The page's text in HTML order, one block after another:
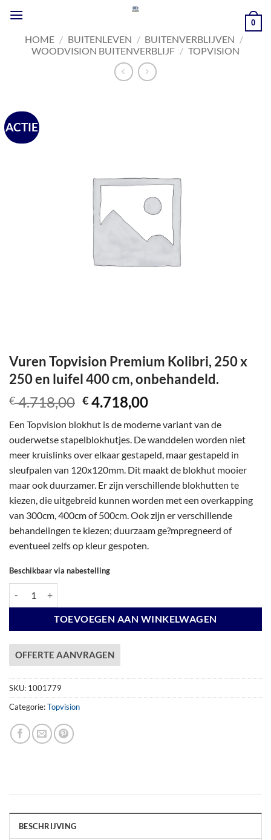
naar
inhoud
0
HOME / BUITENLEVEN / BUITENVERBLIJVEN /
WOODVISION BUITENVERBLIJF / TOPVISION
ACTIE
Vuren Topvision Premium Kolibri, 250 x
250 en luifel 400 cm, onbehandeld.
€4.718,00 Oorspronkelijke
was:
€ 4.718,00.
€ 4.718,00Huidige
is:
€ 4.718,00.
Een Topvision blokhut is de moderne variant van de
ouderwetse stapelblokhutjes. De wanddelen worden niet
meer kruislinks over elkaar gestapeld, maar gestapeld in
sleufpalen van 120x120mm. Dit maakt de blokhut mooier
maar ook duurzamer. Er zijn verschillende blokhutten te
kiezen, die uitgebreid kunnen worden met een overkapping
van 300cm, 400cm of 500cm. Ook zijn er verschillende
behandelingen te kiezen; duurzaam ge?mpregneerd of
eventueel zelfs op kleur gespoten.
Beschikbaar via nabestelling
TOEVOEGEN AAN WINKELWAGEN
OFFERTE AANVRAGEN
SKU: 1001779
Categorie:Topvision
BESCHRIJVING